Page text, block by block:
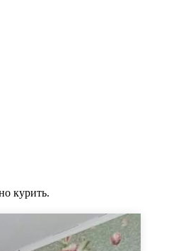
курить.